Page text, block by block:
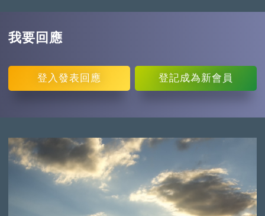
我要回應
登入 發表回應 登記成為新會員